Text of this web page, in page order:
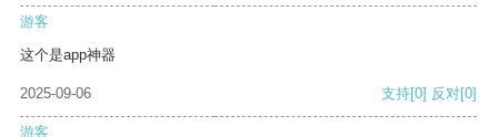
游客
这个是app神器
2025-09-06 支持[0] 反对[0]
游客